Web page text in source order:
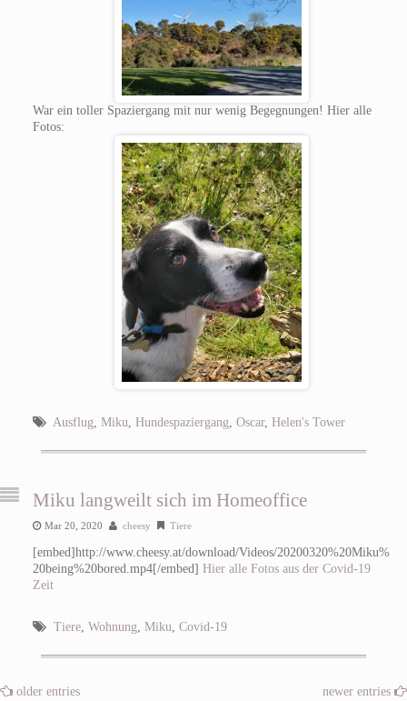
War ein toller Spaziergang mit nur wenig Begegnungen! Hier alle
Fotos:
Ausflug, Miku, Hundespaziergang, Oscar, Helen's Tower
Miku langweilt sich im Homeoffice
Mar 20, 2020 cheesy Tiere
[embed]http://www.cheesy.at/download/Videos/20200320%20Miku%
20being%20bored.mp4[/embed] Hier alle Fotos aus der Covid-19
Zeit
Tiere, Wohnung, Miku, Covid-19
older entries newer entries